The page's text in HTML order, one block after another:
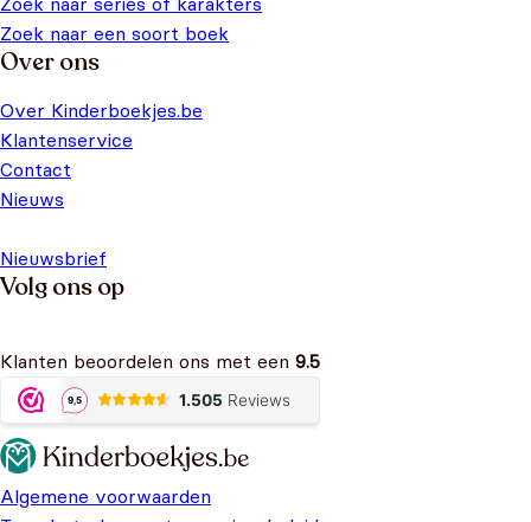
Zoek naar een soort boek
Over ons
Over Kinderboekjes.be
Klantenservice
Contact
Nieuws
Nieuwsbrief
Volg ons op
Klanten beoordelen ons met een 9.5
Algemene voorwaarden